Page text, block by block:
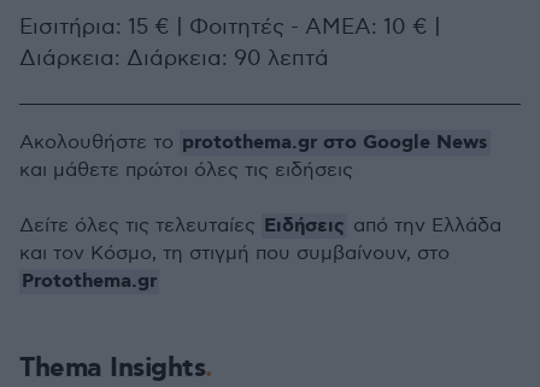
Eισιτήρια: 15 € | Φοιτητές - ΑΜΕΑ: 10 € |
Διάρκεια: Διάρκεια: 90 λεπτά
Thema Insights
Ακολουθήστε το protothema.gr στο Google News
και μάθετε πρώτοι όλες τις ειδήσεις
Δείτε όλες τις τελευταίες Ειδήσεις από την Ελλάδα
και τον Κόσμο, τη στιγμή που συμβαίνουν, στο
Protothema.gr